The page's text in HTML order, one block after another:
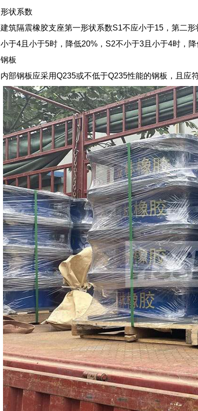
形状系数
建筑隔震橡胶支座第一形状系数S1不应小于15，第二
小于4且小于5时，降低20%，S2不小于3且小于4时，降
钢板
内部钢板应采用Q235或不低于Q235性能的钢板，且应